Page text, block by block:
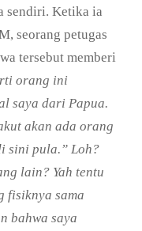
sendiri. Ketika ia
seorang petugas
tersebut memberi
orang ini
saya dari Papua.
akan ada orang
sini pula.” Loh?
lain? Yah tentu
fisiknya sama
bahwa saya